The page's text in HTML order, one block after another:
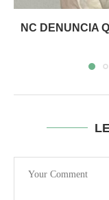
NC DENUNCIA